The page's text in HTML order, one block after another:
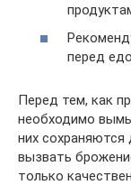
перед
Перед тем, как
необходимо
них
вызвать
только